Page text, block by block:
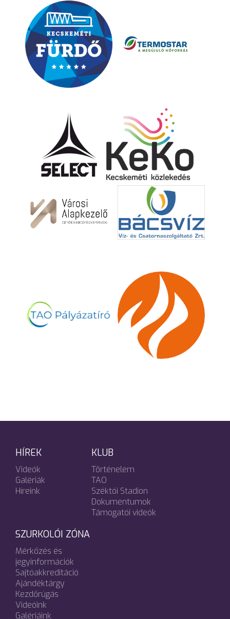
HÍREK
Videók
Galériák
Híreink
KLUB
Történelem
TAO
Széktói Stadion
Dokumentumok
Támogatói videók
SZURKOLÓI ZÓNA
Mérkőzés és
jegyinformációk
Sajtóakkreditáció
Ajándéktárgy
Kezdőrúgás
Videóink
Galériáink